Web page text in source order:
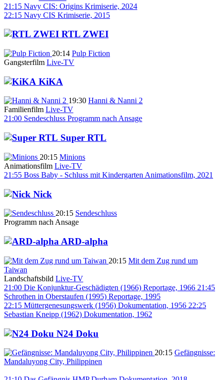
21:15 Navy CIS: Origins Krimiserie, 2024
22:15 Navy CIS Krimiserie, 2015
RTL ZWEI
20:14 Pulp Fiction
Gangsterfilm Live-TV
KiKA
19:30 Hanni & Nanni 2
Familienfilm Live-TV
21:00 Sendeschluss Programm nach Ansage
Super RTL
20:15 Minions
Animationsfilm Live-TV
21:55 Boss Baby - Schluss mit Kindergarten Animationsfilm, 2021
Nick
20:15 Sendeschluss
Programm nach Ansage
ARD-alpha
20:15 Mit dem Zug rund um
Taiwan
Landschaftsbild Live-TV
21:00 Die Konjunktur-Geschädigten (1966) Reportage, 1966 21:45
Schrothen in Oberstaufen (1995) Reportage, 1995
22:15 Müttergenesungswerk (1956) Dokumentation, 1956 22:25
Sebastian Kneipp (1962) Dokumentation, 1962
N24 Doku
20:15 Gefängnisse:
Mandaluyong City, Philippinen